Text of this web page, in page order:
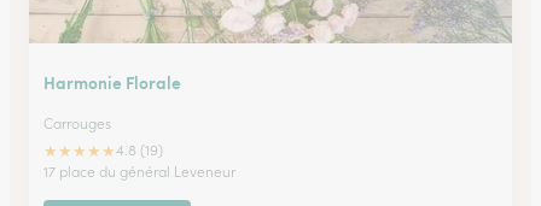
Harmonie Florale
Carrouges
★★★★★4.8 (19)
17 place du général Leveneur